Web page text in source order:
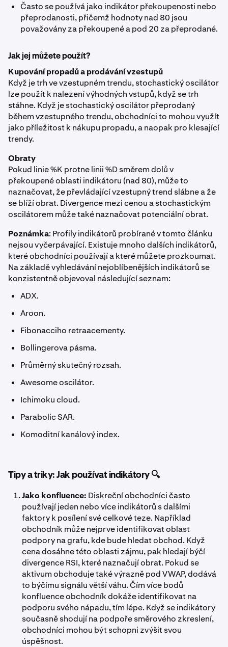
Často se používá jako indikátor překoupenosti nebo
přeprodanosti, přičemž hodnoty nad 80 jsou
považovány za překoupené a pod 20 za přeprodané.
Jak jej můžete použít?
Kupování propadů a prodávání vzestupů
Když je trh ve vzestupném trendu, stochastický oscilátor
lze použít k nalezení výhodných vstupů, když se trh
stáhne. Když je stochastický oscilátor přeprodaný
během vzestupného trendu, obchodníci to mohou využít
jako příležitost k nákupu propadu, a naopak pro klesající
trendy.
Obraty
Pokud linie %K protne linii %D směrem dolů v
překoupené oblasti indikátoru (nad 80), může to
naznačovat, že převládající vzestupný trend slábne a že
se blíží obrat. Divergence mezi cenou a stochastickým
oscilátorem může také naznačovat potenciální obrat.
Poznámka: Profily indikátorů probírané v tomto článku
nejsou vyčerpávající. Existuje mnoho dalších indikátorů,
které obchodníci používají a které můžete prozkoumat.
Na základě vyhledávání nejoblíbenějších indikátorů se
konzistentně objevoval následující seznam:
ADX.
Aroon.
Fibonacciho retraacementy.
Bollingerova pásma.
Průměrný skutečný rozsah.
Awesome oscilátor.
Ichimoku cloud.
Parabolic SAR.
Komoditní kanálový index.
Tipy a triky: Jak používat indikátory 🔍
Jako konfluence: Diskreční obchodníci často
používají jeden nebo více indikátorů s dalšími
faktory k posílení své celkové teze. Například
obchodník může nejprve identifikovat oblast
podpory na grafu, kde bude hledat obchod. Když
cena dosáhne této oblasti zájmu, pak hledají býčí
divergence RSI, které naznačují obrat. Pokud se
aktivum obchoduje také výrazně pod VWAP, dodává
to býčímu signálu větší váhu. Čím více bodů
konfluence obchodník dokáže identifikovat na
podporu svého nápadu, tím lépe. Když se indikátory
současně shodují na podpoře směrového zkreslení,
obchodníci mohou být schopni zvýšit svou
úspěšnost.